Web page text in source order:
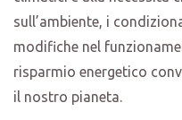
sull’ambiente, i
modifiche nel
risparmio energetico
il nostro pianeta.